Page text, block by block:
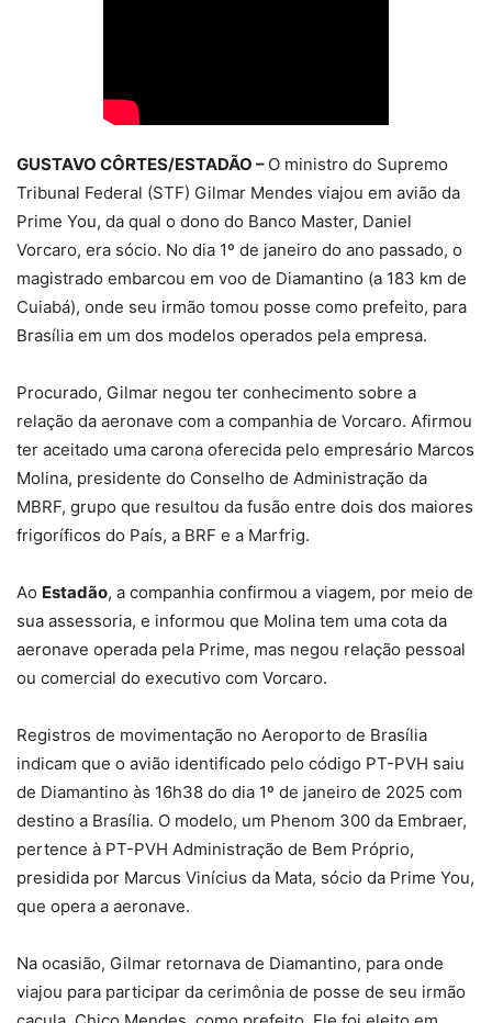
GUSTAVO CÔRTES/ESTADÃO – O ministro do Supremo
Tribunal Federal (STF) Gilmar Mendes viajou em avião da
Prime You, da qual o dono do Banco Master, Daniel
Vorcaro, era sócio. No dia 1º de janeiro do ano passado, o
magistrado embarcou em voo de Diamantino (a 183 km de
Cuiabá), onde seu irmão tomou posse como prefeito, para
Brasília em um dos modelos operados pela empresa.
Procurado, Gilmar negou ter conhecimento sobre a
relação da aeronave com a companhia de Vorcaro. Afirmou
ter aceitado uma carona oferecida pelo empresário Marcos
Molina, presidente do Conselho de Administração da
MBRF, grupo que resultou da fusão entre dois dos maiores
frigoríficos do País, a BRF e a Marfrig.
Ao Estadão, a companhia confirmou a viagem, por meio de
sua assessoria, e informou que Molina tem uma cota da
aeronave operada pela Prime, mas negou relação pessoal
ou comercial do executivo com Vorcaro.
Registros de movimentação no Aeroporto de Brasília
indicam que o avião identificado pelo código PT-PVH saiu
de Diamantino às 16h38 do dia 1º de janeiro de 2025 com
destino a Brasília. O modelo, um Phenom 300 da Embraer,
pertence à PT-PVH Administração de Bem Próprio,
presidida por Marcus Vinícius da Mata, sócio da Prime You,
que opera a aeronave.
Na ocasião, Gilmar retornava de Diamantino, para onde
viajou para participar da cerimônia de posse de seu irmão